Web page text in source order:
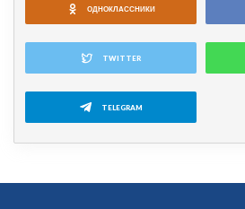
ОДНОКЛАССНИКИ
TWITTER
TELEGRAM